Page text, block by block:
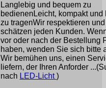
Langlebig und bequem zu
bedienenLeicht, kompakt und
zu tragenWir respektieren und
schätzen jeden Kunden.
vor oder nach der Bestellung
haben, wenden Sie sich bitte
Wir bemühen uns, einen
liefern, der Ihren Anforder
nach LED-Licht)